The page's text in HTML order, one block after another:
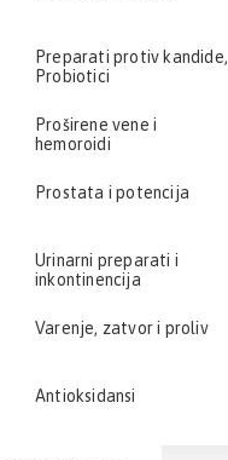
Preparati protiv kandide,
Probiotici
Proširene vene i
hemoroidi
Prostata i potencija
Urinarni preparati i
inkontinencija
Varenje, zatvor i proliv
Antioksidansi